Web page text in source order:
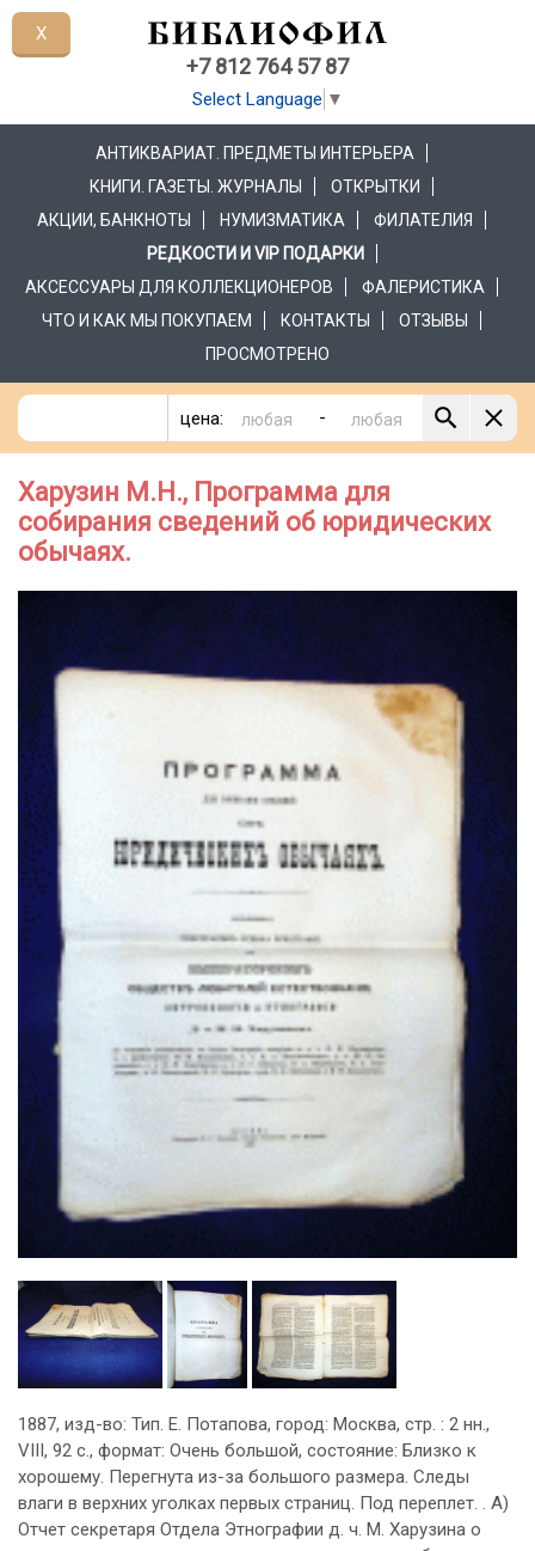
+7 812 764 57 87
Select Language ▼
АНТИКВАРИАТ. ПРЕДМЕТЫ ИНТЕРЬЕРА
КНИГИ. ГАЗЕТЫ. ЖУРНАЛЫ
ОТКРЫТКИ
АКЦИИ, БАНКНОТЫ
НУМИЗМАТИКА
ФИЛАТЕЛИЯ
РЕДКОСТИ И VIP ПОДАРКИ
АКСЕССУАРЫ ДЛЯ КОЛЛЕКЦИОНЕРОВ
ФАЛЕРИСТИКА
ЧТО И КАК МЫ ПОКУПАЕМ
КОНТАКТЫ
ОТЗЫВЫ
ПРОСМОТРЕНО
цена: -
Харузин М.Н., Программа для
собирания сведений об юридических
обычаях.
1887, изд-во: Тип. Е. Потапова, город: Москва, стр. : 2 нн.,
VIII, 92 с., формат: Очень большой, состояние: Близко к
хорошему. Перегнута из-за большого размера. Следы
влаги в верхних уголках первых страниц. Под переплет. . А)
Отчет секретаря Отдела Этнографии д. ч. М. Харузина о
X